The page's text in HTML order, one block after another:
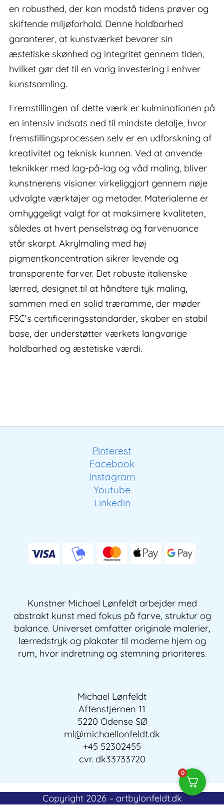
en robusthed, der kan modstå tidens prøver og
skiftende miljøforhold. Denne holdbarhed
garanterer, at kunstværket bevarer sin
æstetiske skønhed og integritet gennem tiden,
hvilket gør det til en varig investering i enhver
kunstsamling.
Fremstillingen af dette værk er kulminationen på
en intensiv indsats ned til mindste detalje, hvor
fremstillingsprocessen selv er en udforskning af
kreativitet og teknisk kunnen. Ved at anvende
teknikker med lag-på-lag og våd maling, bliver
kunstnerens visioner virkeliggjort gennem nøje
udvalgte værktøjer og metoder. Materialerne er
omhyggeligt valgt for at maksimere kvaliteten,
således at hvert penselstrøg og farvenuance
står skarpt. Akrylmaling med høj
pigmentkoncentration sikrer levende og
transparente farver. Det robuste italienske
lærred, designet til at håndtere tyk maling,
sammen med en solid træramme, der møder
FSC’s certificeringsstandarder, skaber en stabil
base, der understøtter værkets langvarige
holdbarhed og æstetiske værdi.
Pinterest
Facebook
Instagram
Youtube
Linkedin
Kunstner Michael Lønfeldt arbejder med
abstrakt kunst med fokus på farve, struktur og
balance. Universet omfatter originale malerier,
lærredstryk og plakater til moderne hjem og
rum, hvor indretning og stemning prioriteres.
Michael Lønfeldt
Aftenstjernen 11
5220 Odense SØ
ml@michaellonfeldt.dk
+45 52302455
cvr. dk33733720
Copyright 2026 – artbylonfeldt.dk
0